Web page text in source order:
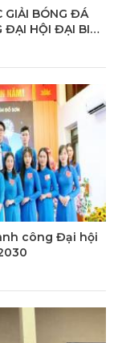
GIẢI BÓNG ĐÁ
ĐẠI HỘI ĐẠI BIỂU
công Đại hội